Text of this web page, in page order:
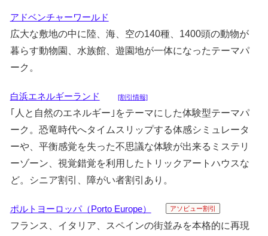
アドベンチャーワールド
広大な敷地の中に陸、海、空の140種、1400頭の動物が
暮らす動物園、水族館、遊園地が一体になったテーマパ
ーク。
白浜エネルギーランド [割引情報]
｢人と自然のエネルギー｣をテーマにした体験型テーマパ
ーク。恐竜時代へタイムスリップする体感シミュレータ
ーや、平衡感覚を失った不思議な体験が出来るミステリ
ーゾーン、視覚錯覚を利用したトリックアートハウスな
ど。シニア割引、障がい者割引あり。
ポルトヨーロッパ（Porto Europe） アソビュー割引
フランス、イタリア、スペインの街並みを本格的に再現